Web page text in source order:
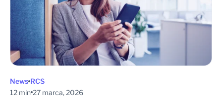
News RCS
12 min 27 marca, 2026